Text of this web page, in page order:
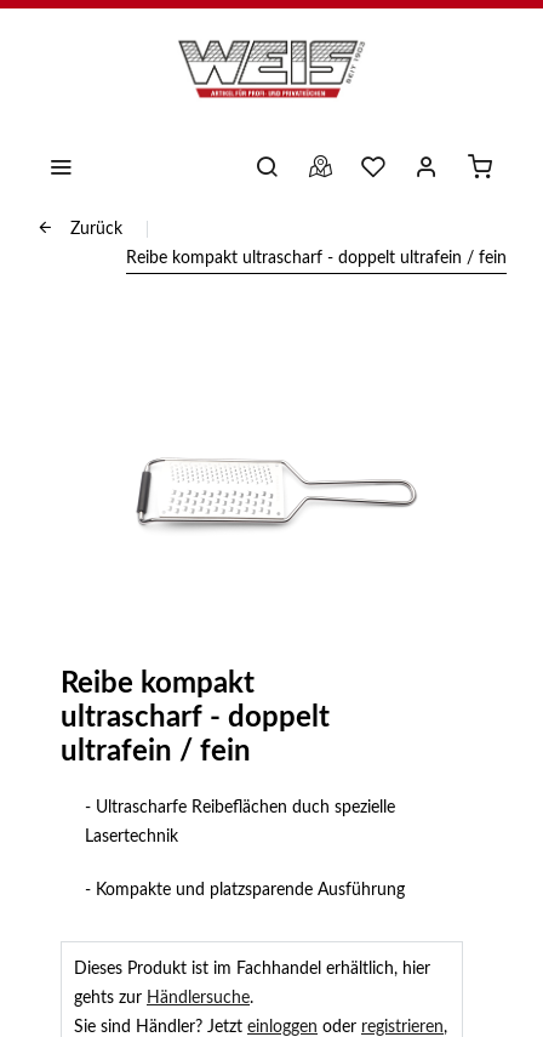
Zurück
Reibe kompakt ultrascharf - doppelt ultrafein / fein
Reibe kompakt
ultrascharf - doppelt
ultrafein / fein
- Ultrascharfe Reibeflächen duch spezielle
Lasertechnik
- Kompakte und platzsparende Ausführung
Dieses Produkt ist im Fachhandel erhältlich, hier
gehts zur Händlersuche.
Sie sind Händler? Jetzt einloggen oder registrieren,